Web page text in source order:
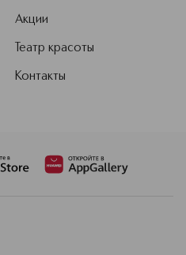
Акции
Театр красоты
Контакты